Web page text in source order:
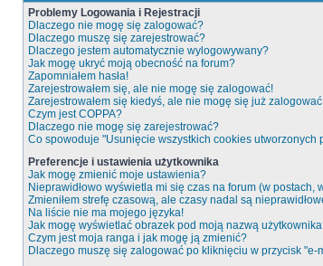
Problemy Logowania i Rejestracji
Dlaczego nie mogę się zalogować?
Dlaczego muszę się zarejestrować?
Dlaczego jestem automatycznie wylogowywany?
Jak mogę ukryć moją obecność na forum?
Zapomniałem hasła!
Zarejestrowałem się, ale nie mogę się zalogować!
Zarejestrowałem się kiedyś, ale nie mogę się już
Czym jest COPPA?
Dlaczego nie mogę się zarejestrować?
Co spowoduje "Usunięcie wszystkich cookies utworzonych
Preferencje i ustawienia użytkownika
Jak mogę zmienić moje ustawienia?
Nieprawidłowo wyświetla mi się czas na forum (w postach,
Zmieniłem strefę czasową, ale czasy nadal są
Na liście nie ma mojego języka!
Jak mogę wyświetlać obrazek pod moją nazwą
Czym jest moja ranga i jak mogę ją zmienić?
Dlaczego muszę się zalogować po kliknięciu w przycisk "e-